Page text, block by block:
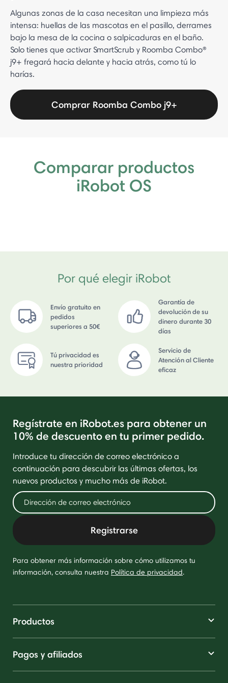
Algunas zonas de la casa necesitan una limpieza más
intensa: huellas de las mascotas en el pasillo, derrames
bajo la mesa de la cocina o salpicaduras en el baño.
Solo tienes que activar SmartScrub y Roomba Combo®
j9+ fregará hacia delante y hacia atrás, como tú lo
harías.
Comprar Roomba Combo j9+
Comparar productos
iRobot OS
Por qué elegir iRobot
Envío gratuito en
pedidos
superiores a 50€
Garantía de
devolución de su
dinero durante 30
días
Tú privacidad es
nuestra prioridad
Servicio de
Atención al Cliente
eficaz
Regístrate en iRobot.es para obtener un
10% de descuento en tu primer pedido.
Introduce tu dirección de correo electrónico a
continuación para descubrir las últimas ofertas, los
nuevos productos y mucho más de iRobot.
Registrarse
Para obtener más información sobre cómo utilizamos tu
información, consulta nuestra Política de privacidad.
Productos
Pagos y afiliados